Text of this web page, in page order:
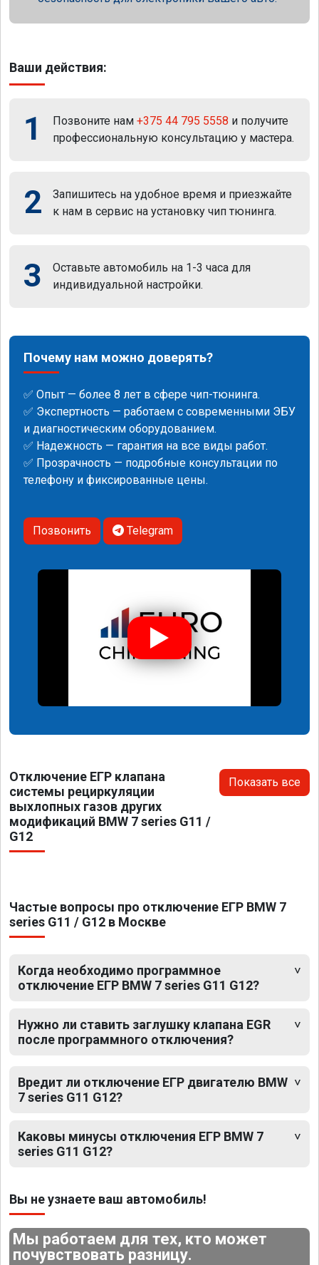
Ваши действия:
1 Позвоните нам +375 44 795 5558 и получите
профессиональную консультацию у мастера.
2
Запишитесь на удобное время и приезжайте
к нам в сервис на установку чип тюнинга.
3
Оставьте автомобиль на 1-3 часа для
индивидуальной настройки.
Почему нам можно доверять?
✅ Опыт — более 8 лет в сфере чип-тюнинга.
✅ Экспертность — работаем с современными ЭБУ
и диагностическим оборудованием.
✅ Надежность — гарантия на все виды работ.
✅ Прозрачность — подробные консультации по
телефону и фиксированные цены.
Позвонить Telegram
Отключение ЕГР клапана
системы рециркуляции
выхлопных газов других
модификаций BMW 7 series G11 /
G12
Показать все
Частые вопросы про отключение ЕГР BMW 7
series G11 / G12 в Москве
Когда необходимо программное
отключение ЕГР BMW 7 series G11 G12?
Нужно ли ставить заглушку клапана EGR
после программного отключения?
Вредит ли отключение ЕГР двигателю BMW
7 series G11 G12?
Каковы минусы отключения ЕГР BMW 7
series G11 G12?
Вы не узнаете ваш автомобиль!
Мы работаем для тех, кто может
почувствовать разницу.